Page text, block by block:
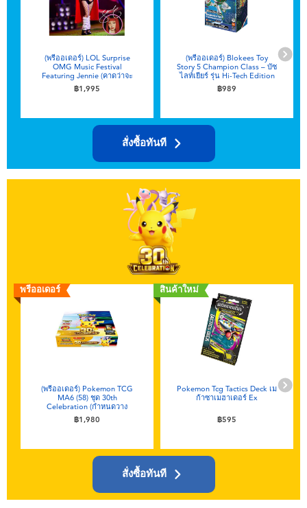
แบตเตอรี่
Nintendo Switch
ตัวละครเพี่อการสะสม
แกดเจ็ต
(พรีออเดอร์) LOL Surprise
OMG Music Festival
Featuring Jennie (คาดว่าจะ
วางจำหน่ายปลายเดือนสิงหาคม
2026)
฿1,995
(พรีออเดอร์) Blokees Toy
Story 5 Champion Class – บัซ
ไลท์เยียร์ รุ่น Hi-Tech Edition
(คาดว่าจะจัดส่งช่วงกลางเดือน
สิงหาคม 2026)
฿989
สั่งซื้อทันที
พรีออเดอร์
(พรีออเดอร์) Pokemon TCG
MA6 (58) ชุด 30th
Celebration (กำหนดวาง
จำหน่าย กันยายน 2026)
฿1,980
สินค้าใหม่
Pokemon Tcg Tactics Deck เม
ก้าซาเมฮาเดอร์ Ex
฿595
สั่งซื้อทันที